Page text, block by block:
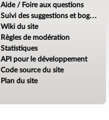
Aide / Foire aux questions
Suivi des suggestions et bogues
Wiki du site
Règles de modération
Statistiques
API pour le développement
Code source du site
Plan du site